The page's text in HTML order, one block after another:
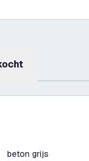
beton grijs